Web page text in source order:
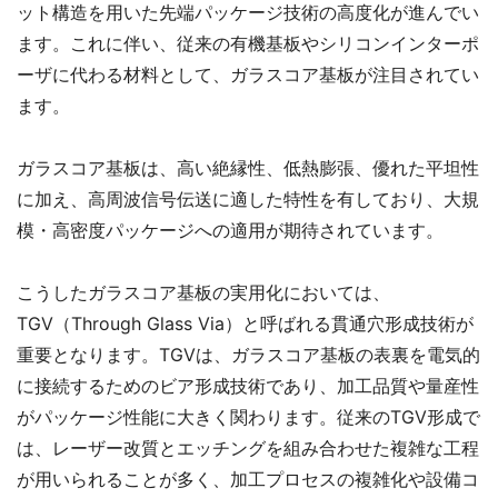
ット構造を用いた先端パッケージ技術の高度化が進んでい
ます。これに伴い、従来の有機基板やシリコンインターポ
ーザに代わる材料として、ガラスコア基板が注目されてい
ます。
ガラスコア基板は、高い絶縁性、低熱膨張、優れた平坦性
に加え、高周波信号伝送に適した特性を有しており、大規
模・高密度パッケージへの適用が期待されています。
こうしたガラスコア基板の実用化においては、
TGV（Through Glass Via）と呼ばれる貫通穴形成技術が
重要となります。TGVは、ガラスコア基板の表裏を電気的
に接続するためのビア形成技術であり、加工品質や量産性
がパッケージ性能に大きく関わります。従来のTGV形成で
は、レーザー改質とエッチングを組み合わせた複雑な工程
が用いられることが多く、加工プロセスの複雑化や設備コ